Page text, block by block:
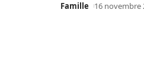
Famille 16 novembre